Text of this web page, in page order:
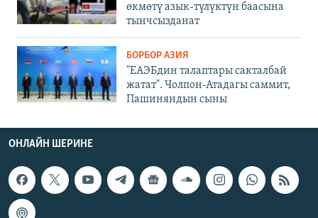
өкмөтү азык-түлүктүн баасына
тынчсызданат
БОРБОР АЗИЯ
"ЕАЭБдин талаптары сакталбай
жатат". Чолпон-Атадагы саммит,
Пашиняндын сыны
ОНЛАЙН ШЕРИНЕ